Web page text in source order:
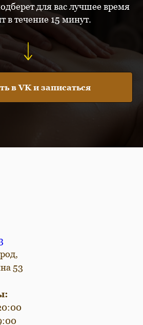
для вас лучшее время
в течение 15 минут.
в VK и записаться
53